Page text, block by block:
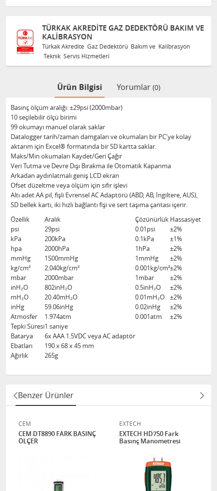
TÜRKAK AKREDITE GAZ DEDEKTÖRÜ BAKIM VE
KALIBRASYON
Türkak Akredite Gaz Dedektörü Bakım ve Kalibrasyon
Teknik Servis Hizmetleri
Ürün Bilgisi Yorumlar (0)
Basınç ölçüm aralığı: ±29psi (2000mbar)
10 seçilebilir ölçü birimi
99 okumayı manuel olarak saklar
Datalogger tarih/zaman damgaları ve okumaları bir PC'ye kolay
aktarım için Excel® formatında bir SD kartta saklar.
Maks/Min okumaları Kaydet/Geri Çağır
Veri Tutma ve Devre Dışı Bırakma ile Otomatik Kapanma
Arkadan aydınlatmalı geniş LCD ekran
Ofset düzeltme veya ölçüm için sıfır işlevi
Altı adet AA pil, fişli Evrensel AC Adaptörü (ABD, AB, İngiltere, AUS),
SD bellek kartı, iki hızlı bağlantı fişi ve sert taşıma çantası içerir.
Özellik
Aralık Çözünürlük Hassasiyet
psi
29psi 0.01psi
±2%
kPa
200kPa 0.1kPa
±1%
hpa
2000hPa 1hPa
±2%
mmHg
1500mmHg 1mmHg
±2%
kg/cm²
2.040kg/cm² 0.001kg/cm²±2%
mbar
2000mbar 1mbar
±2%
inH₂O
802inH₂O 0.5inH₂O
±2%
mH₂O
20.40mH₂O 0.01mH₂O
±2%
inHg
59.06inHg 0.02inHg
±2%
Atmosfer
1.974atm 0.001atm
±2%
Tepki Süresi1 saniye
Batarya
6x AAA 1.5VDC veya AC adaptör
Ebatları
190 x 68 x 45 mm
Ağırlık
265g
Benzer Ürünler
CEM
CEM DT8890 FARK BASINÇ
ÖLÇER
EXTECH
EXTECH HD750 Fark
Basınç Manometresi